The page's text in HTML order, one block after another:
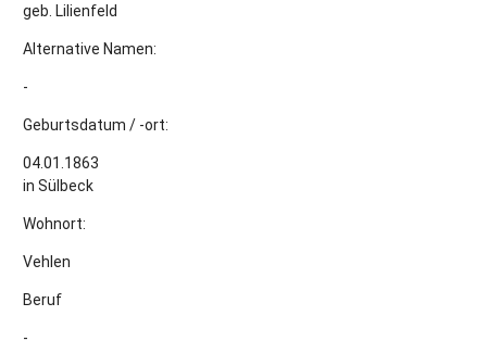
geb. Lilienfeld
Alternative Namen:
-
Geburtsdatum / -ort:
04.01.1863
in Sülbeck
Wohnort:
Vehlen
Beruf